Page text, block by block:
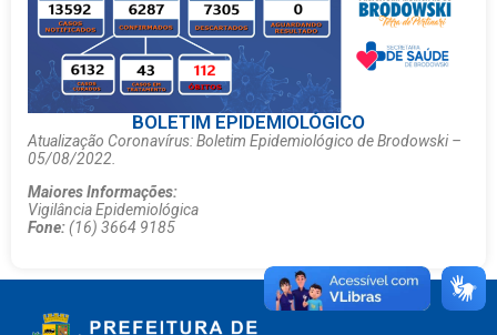
BOLETIM EPIDEMIOLÓGICO
Atualização Coronavírus: Boletim Epidemiológico de Brodowski –
05/08/2022.
Maiores Informações:
Vigilância Epidemiológica
Fone:(16) 3664 9185